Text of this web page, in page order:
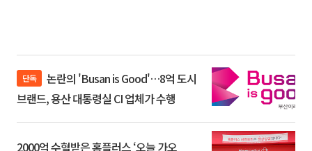
단독
브랜드, 용산 대통령실 CI 업체가 수행
2000억 수혈받은 홈플러스 ‘오늘 가오